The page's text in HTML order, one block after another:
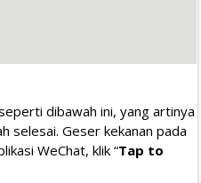
dibawah ini, yang artinya
selesai. Geser kekanan pada
WeChat, klik “Tap to